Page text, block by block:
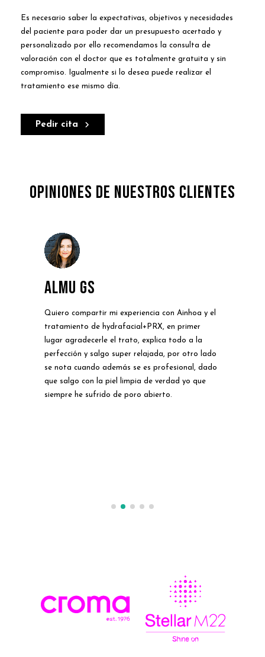
Es necesario saber la expectativas, objetivos y necesidades
del paciente para poder dar un presupuesto acertado y
personalizado por ello recomendamos la consulta de
valoración con el doctor que es totalmente gratuita y sin
compromiso. Igualmente si lo desea puede realizar el
tratamiento ese mismo día.
Pedir cita
Opiniones de nuestros clientes
Almu gs
Quiero compartir mi experiencia con Ainhoa y el
tratamiento de hydrafacial+PRX, en primer
lugar agradecerle el trato, explica todo a la
perfección y salgo super relajada, por otro lado
se nota cuando además se es profesional, dado
que salgo con la piel limpia de verdad yo que
siempre he sufrido de poro abierto.